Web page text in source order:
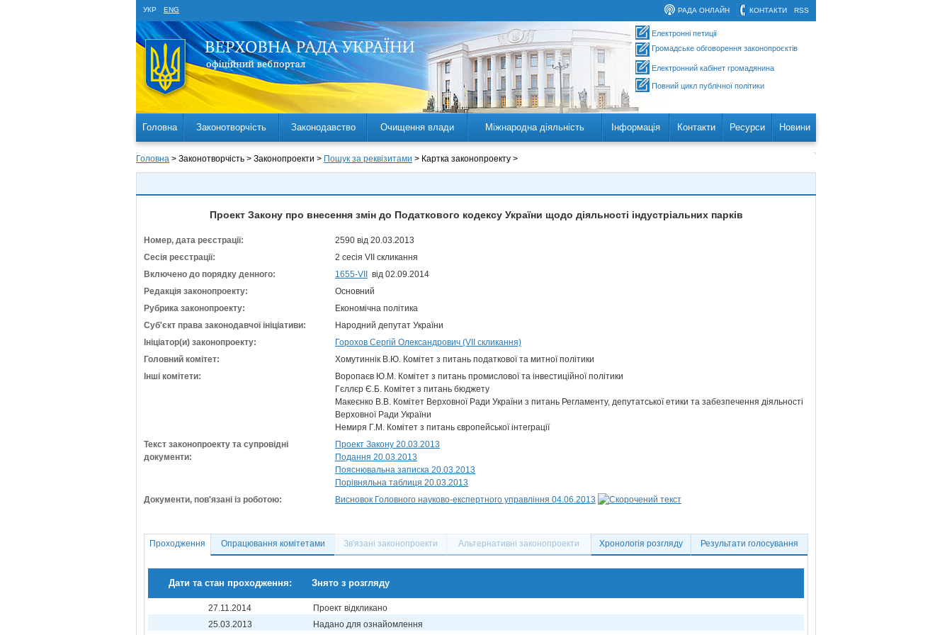
УКР ENG RSS
КОНТАКТИ
РАДА ОНЛАЙН
Електронні петиції
Громадське обговорення законопроєктів
Електронний кабінет громадянина
Повний цикл публічної політики
Головна Законотворчість Законодавство Очищення влади Міжнародна діяльність Інформація Контакти Ресурси Новини
Головна > Законотворчість > Законопроекти > Пошук за реквізитами > Картка законопроекту >
Проект Закону про внесення змін до Податкового кодексу України щодо діяльності індустріальних парків
Номер, дата реєстрації:
2590 від 20.03.2013
Сесія реєстрації:
2 сесія VII скликання
Включено до порядку денного:
1655-VII
від 02.09.2014
Редакція законопроекту:
Основний
Рубрика законопроекту:
Економічна політика
Суб'єкт права законодавчої ініціативи:
Народний депутат України
Ініціатор(и) законопроекту:
Горохов Сергій Олександрович (VII скликання)
Головний комітет:
Хомутиннік В.Ю. Комітет з питань податкової та митної політики
Інші комітети:
Воропаєв Ю.М. Комітет з питань промислової та інвестиційної політики
Гєллєр Є.Б. Комітет з питань бюджету
Макеєнко В.В. Комітет Верховної Ради України з питань Регламенту, депутатської етики та забезпечення діяльності
Верховної Ради України
Немиря Г.М. Комітет з питань європейської інтеграції
Текст законопроекту та супровідні
документи:
Проект Закону 20.03.2013
Подання 20.03.2013
Пояснювальна записка 20.03.2013
Порівняльна таблиця 20.03.2013
Документи, пов'язані із роботою:
Висновок Головного науково-експертного управління 04.06.2013
Проходження Опрацювання комітетами Зв'язані законопроекти Альтернативні законопроекти Хронологія розгляду Результати голосування
Дати та стан проходження: Знято з розгляду
27.11.2014
Проект відкликано
25.03.2013
Надано для ознайомлення